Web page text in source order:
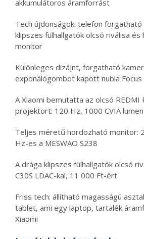
akkumulátoros áramforrást
Tech újdonságok: telefon
klipszes fülhallgatók olcsó riválisa és
monitor
Különleges dizájnt, forgatható
exponálógombot kapott nubia Focus
A Xiaomi bemutatta az olcsó
projektort: 120 Hz, 1000 CVIA
Teljes méretű hordozható monitor:
Hz-es a MESWAO S238
A drága klipszes fülhallgatók olcsó
C30S LDAC-kal, 11 000 Ft-ért
Friss tech: állítható magasságú
tablet, ami egy laptop, tartalék
Xiaomi